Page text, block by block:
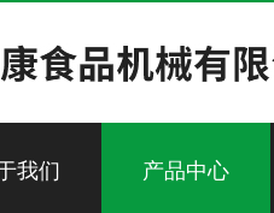
我们 产品中心